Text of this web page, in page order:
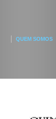
QUEM SOMOS